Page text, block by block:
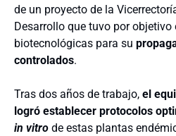
de un proyecto de la
Desarrollo que tuvo por
biotecnológicas para su
controlados.
Tras dos años de trabajo, el
logró establecer protocolos
in vitro de estas plantas